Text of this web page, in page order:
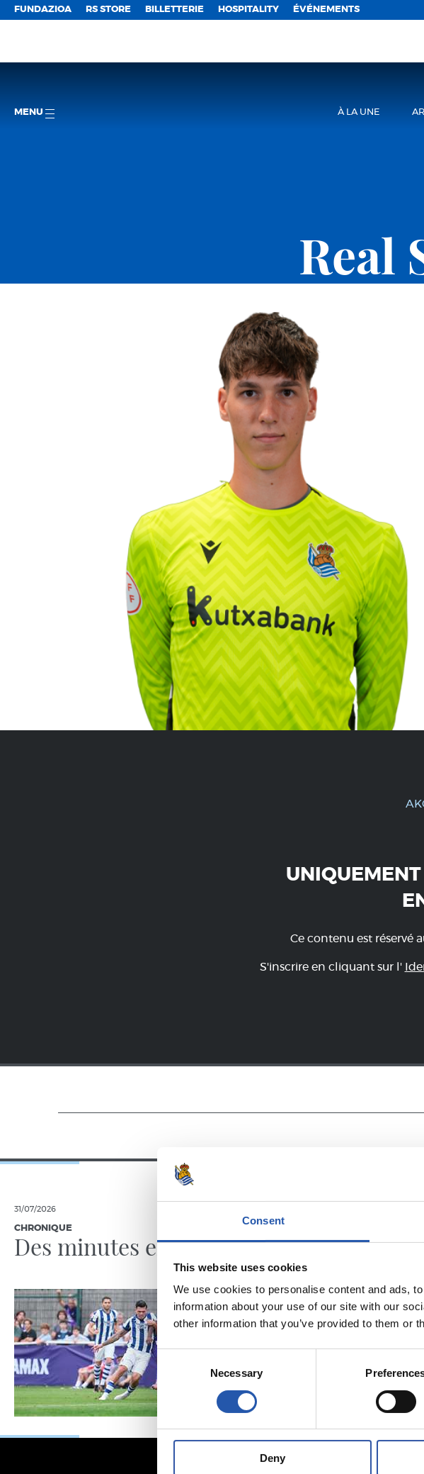
Consent
This website uses cookies
We use cookies to personalise content and ads,
information about your use of our site with our
other information that you’ve provided to them or
Consent
Selection
Necessary
Deny
FUNDAZIOA RS STORE BILLETTERIE HOSPITALITY ÉVÉNEMENTS
MENU À LA UNE
Real
UNIQUEMENT
Ce contenu est réservé
S'inscrire en cliquant sur l'
31/07/2026
CHRONIQUE
Des minutes en plus Une journée
Pellegrino